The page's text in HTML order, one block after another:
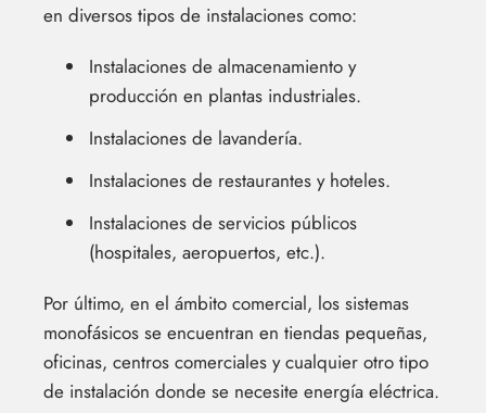
en diversos tipos de instalaciones como:
Instalaciones de almacenamiento y
producción en plantas industriales.
Instalaciones de lavandería.
Instalaciones de restaurantes y hoteles.
Instalaciones de servicios públicos
(hospitales, aeropuertos, etc.).
Por último, en el ámbito comercial, los sistemas
monofásicos se encuentran en tiendas pequeñas,
oficinas, centros comerciales y cualquier otro tipo
de instalación donde se necesite energía eléctrica.